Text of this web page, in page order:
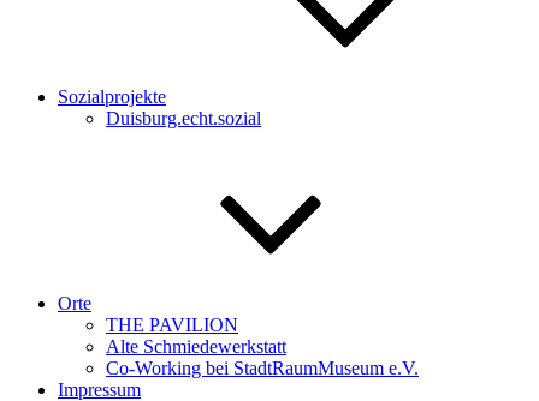
Sozialprojekte
Duisburg.echt.sozial
Orte
THE PAVILION
Alte Schmiedewerkstatt
Co-Working bei StadtRaumMuseum e.V.
Impressum